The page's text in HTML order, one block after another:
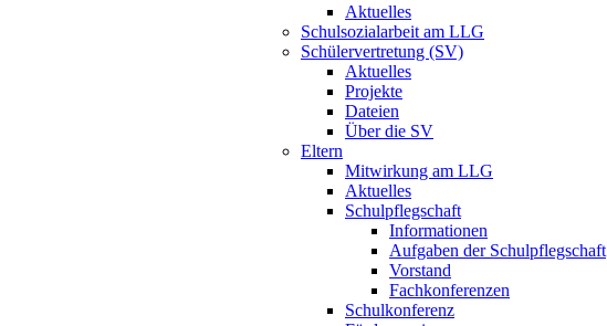
Aktuelles
Schulsozialarbeit am LLG
Schülervertretung (SV)
Aktuelles
Projekte
Dateien
Über die SV
Eltern
Mitwirkung am LLG
Aktuelles
Schulpflegschaft
Informationen
Aufgaben der Schulpflegschaft
Vorstand
Fachkonferenzen
Schulkonferenz